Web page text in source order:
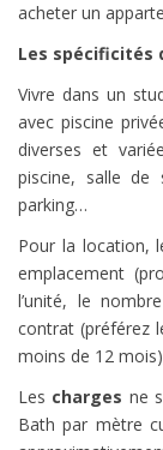
acheter un
Les spécificités
Vivre dans un
avec piscine
diverses et
piscine, salle de
parking…
Pour la location,
emplacement
l’unité, le
contrat (préférez
moins de 12
Les charges ne
Bath par mètre